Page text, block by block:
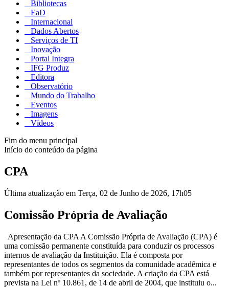
Bibliotecas
EaD
Internacional
Dados Abertos
Serviços de TI
Inovação
Portal Integra
IFG Produz
Editora
Observatório
Mundo do Trabalho
Eventos
Imagens
Vídeos
Fim do menu principal
Início do conteúdo da página
CPA
Última atualização em Terça, 02 de Junho de 2026, 17h05
Comissão Própria de Avaliação
Apresentação da CPA A Comissão Própria de Avaliação (CPA) é
uma comissão permanente constituída para conduzir os processos
internos de avaliação da Instituição. Ela é composta por
representantes de todos os segmentos da comunidade acadêmica e
também por representantes da sociedade. A criação da CPA está
prevista na Lei nº 10.861, de 14 de abril de 2004, que instituiu o...